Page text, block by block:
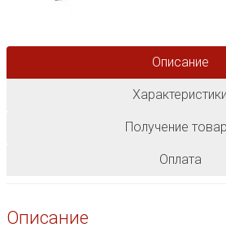
Описание
Характеристики
Получение
Оплата
Описание